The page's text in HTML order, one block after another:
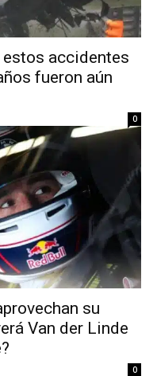
accidentes
fueron aún
0
su
Van der Linde
0